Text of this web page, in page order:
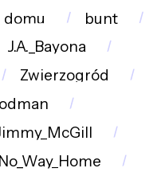
bunt
J.A._Bayona
Zwierzogród
No_Way_Home